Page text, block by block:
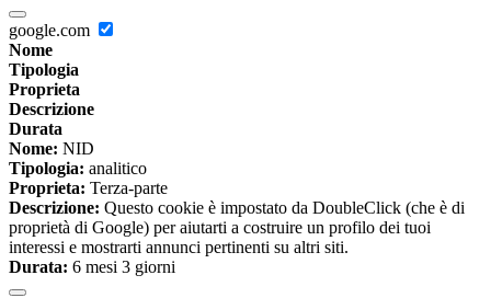
google.com
Nome
Tipologia
Proprieta
Descrizione
Durata
Nome: NID
Tipologia: analitico
Proprieta: Terza-parte
Descrizione: Questo cookie è impostato da DoubleClick (che è di
proprietà di Google) per aiutarti a costruire un profilo dei tuoi
interessi e mostrarti annunci pertinenti su altri siti.
Durata: 6 mesi 3 giorni